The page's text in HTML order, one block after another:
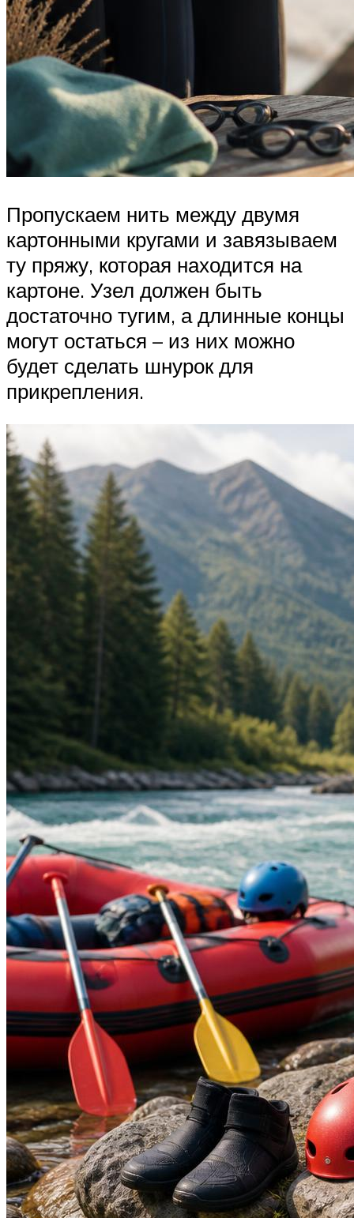
Пропускаем нить между двумя
картонными кругами и завязываем
ту пряжу, которая находится на
картоне. Узел должен быть
достаточно тугим, а длинные концы
могут остаться – из них можно
будет сделать шнурок для
прикрепления.